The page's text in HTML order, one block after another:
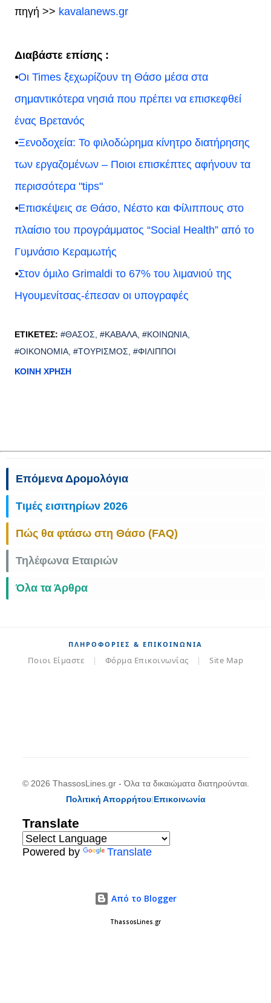
πηγή >> kavalanews.gr
Διαβάστε επίσης :
⦁Οι Times ξεχωρίζουν τη Θάσο μέσα στα
σημαντικότερα νησιά που πρέπει να επισκεφθεί
ένας Βρετανός
⦁Ξενοδοχεία: Το φιλοδώρημα κίνητρο διατήρησης
των εργαζομένων – Ποιοι επισκέπτες αφήνουν τα
περισσότερα "tips"
⦁Eπισκέψεις σε Θάσο, Νέστο και Φίλιππους στο
πλαίσιο του προγράμματος “Social Health” από το
Γυμνάσιο Κεραμωτής
⦁Στον όμιλο Grimaldi το 67% του λιμανιού της
Ηγουμενίτσας-έπεσαν οι υπογραφές
ΕΤΙΚΈΤΕΣ: #ΘΆΣΟΣ #ΚΑΒΆΛΑ #ΚΟΙΝΩΝΊΑ
#ΟΙΚΟΝΟΜΊΑ #ΤΟΥΡΙΣΜΌΣ #ΦΊΛΙΠΠΟΙ
ΚΟΙΝΉ ΧΡΉΣΗ
Επόμενα Δρομολόγια
Τιμές εισιτηρίων 2026
Πώς θα φτάσω στη Θάσο (FAQ)
Τηλέφωνα Εταιριών
Όλα τα Άρθρα
ΠΛΗΡΟΦΟΡΊΕΣ & ΕΠΙΚΟΙΝΩΝΊΑ
Ποιοι Είμαστε | Φόρμα Επικοινωνίας | Site Map
© 2026 ThassosLines.gr - Όλα τα δικαιώματα διατηρούνται.
Πολιτική Απορρήτου|Επικοινωνία
Translate
Powered by Translate
Από το Blogger
ThassosLines.gr